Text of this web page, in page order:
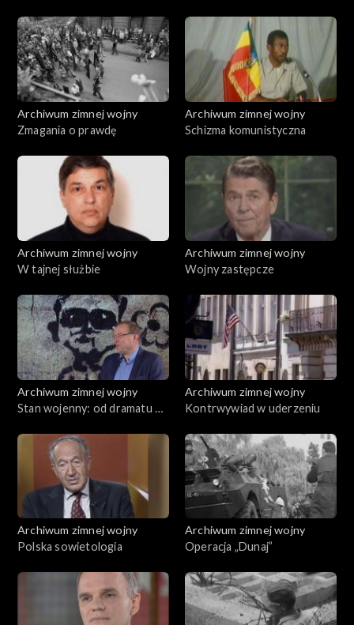
Archiwum zimnej wojny
Zmagania o prawdę
Archiwum zimnej wojny
Schizma komunistyczna
Archiwum zimnej wojny
W tajnej służbie
Archiwum zimnej wojny
Wojny zastępcze
Archiwum zimnej wojny
Stan wojenny: od dramatu do
Archiwum zimnej wojny
Kontrwywiad w uderzeniu
Archiwum zimnej wojny
Polska sowietologia
Archiwum zimnej wojny
Operacja „Dunaj”